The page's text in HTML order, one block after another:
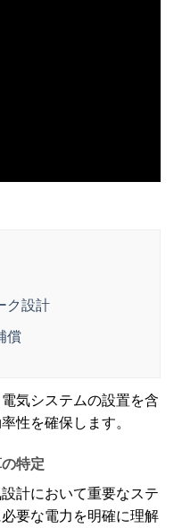
ク設計
償
気システムの設置を含
性を確保します。
特定
計において重要なステ
要な電力を明確に理解